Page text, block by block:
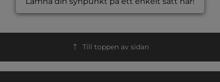
Till toppen av sidan